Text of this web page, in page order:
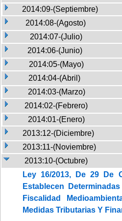
2014:09-(Septiembre)
2014:08-(Agosto)
2014:07-(Julio)
2014:06-(Junio)
2014:05-(Mayo)
2014:04-(Abril)
2014:03-(Marzo)
2014:02-(Febrero)
2014:01-(Enero)
2013:12-(Diciembre)
2013:11-(Noviembre)
2013:10-(Octubre)
Ley 16/2013, De 29 De
Establecen
Fiscalidad
Medidas Tributarias Y